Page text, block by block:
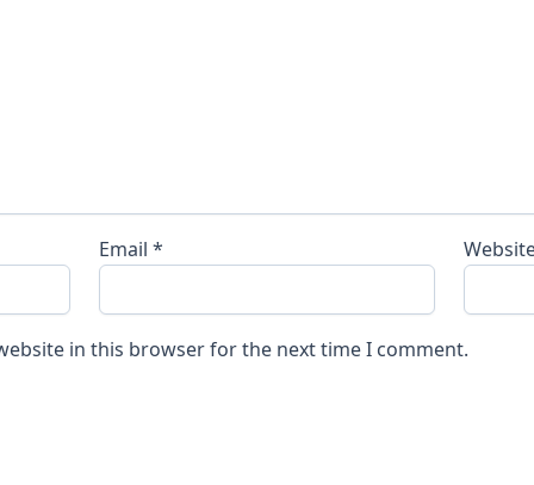
Email *
in this browser for the next time I comment.